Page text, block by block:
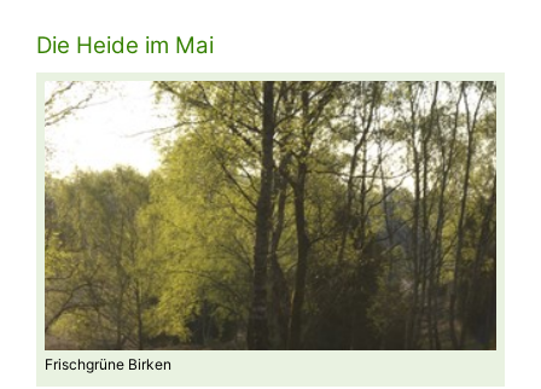
Die Heide im Mai
Frischgrüne Birken